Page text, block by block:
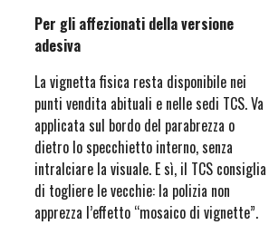
Per gli affezionati della versione
adesiva
La vignetta fisica resta disponibile nei
punti vendita abituali e nelle sedi TCS. Va
applicata sul bordo del parabrezza o
dietro lo specchietto interno, senza
intralciare la visuale. E sì, il TCS consiglia
di togliere le vecchie: la polizia non
apprezza l’effetto “mosaico di vignette”.